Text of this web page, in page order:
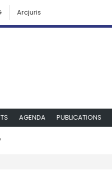
Arcjuris
AGENDA PUBLICATIONS